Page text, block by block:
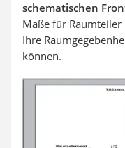
schematischen
Maße für Raumteiler
Ihre
können.